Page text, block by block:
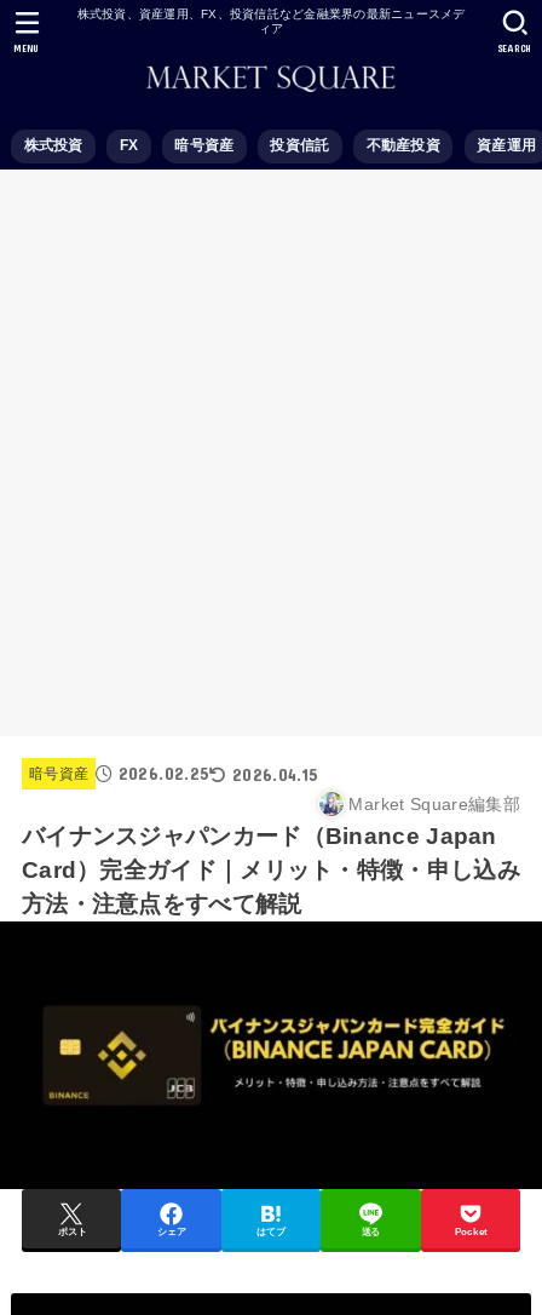
株式投資、資産運用、FX、投資信託など金融業界の最新ニュースメデ
ィア
株式投資 FX 暗号資産 投資信託 不動産投資 資産運用
SEARCH
MENU
暗号資産 2026.02.25 2026.04.15
Market Square編集部
バイナンスジャパンカード（Binance Japan
Card）完全ガイド｜メリット・特徴・申し込み
方法・注意点をすべて解説
ポスト シェア はてブ 送る Pocket